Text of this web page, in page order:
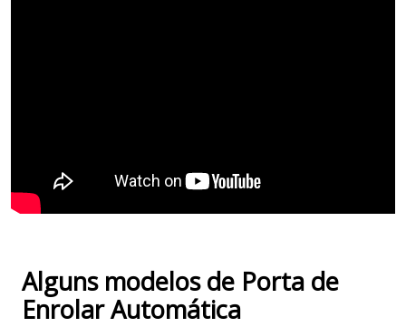
Alguns modelos de Porta de
Enrolar Automática